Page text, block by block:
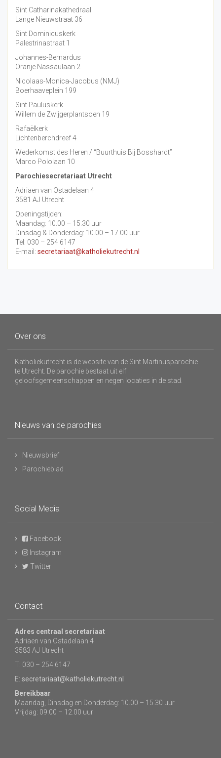
Sint Catharinakathedraal
Lange Nieuwstraat 36
Sint Dominicuskerk
Palestrinastraat 1
Johannes-Bernardus
Oranje Nassaulaan 2
Nicolaas-Monica-Jacobus (NMJ)
Boerhaaveplein 199
Sint Pauluskerk
Willem de Zwijgerplantsoen 19
Rafaëlkerk
Lichtenberchdreef 4
Wederkomst des Heren / “Buurthuis Bij Bosshardt”
Marco Pololaan 10
Parochiesecretariaat Utrecht
Adriaen van Ostadelaan 4
3581 AJ Utrecht
Openingstijden:
Maandag: 10.00 – 15.30 uur
Dinsdag & Donderdag: 10.00 – 17.00 uur
Tel: 030 – 254 6147
E-mail: secretariaat@katholiekutrecht.nl
Over ons
Katholiekutrecht is de website van de Sint Martinusparochie
te Utrecht. De parochie bestaat uit elf
geloofsgemeenschappen en negen locaties in de stad.
Nieuws van de parochies
Nieuwsbrief
Parochieblad
Social Media
Facebook
Instagram
Twitter
Contact
Adres centraal secretariaat
Adriaen van Ostadelaan 4
3583 AJ Utrecht
T: 030 – 254 6147
E: secretariaat@katholiekutrecht.nl
Bereikbaar
Maandag, Dinsdag en Donderdag: 10.00 – 15.30 uur
Vrijdag: 09.00 – 12.00 uur